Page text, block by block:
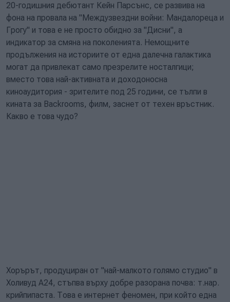
20-годишния дебютант Кейн Парсънс, се развива на
фона на провала на "Междузвездни войни: Мандалореца и
Грогу" и това е не просто обидно за "Дисни", а
индикатор за смяна на поколенията. Немощните
продължения на историите от една далечна галактика
могат да привлекат само презрелите носталгици;
вместо това най-активната и доходоносна
киноаудитория - зрителите под 25 години, се тълпи в
кината за Backrooms, филм, заснет от техен връстник.
Какво е това чудо?
Хорърът, продуциран от "най-малкото голямо студио" в
Холивуд А24, стъпва върху добре разорана почва: т.нар.
крийпипаста. Това е интернет феномен, при който една